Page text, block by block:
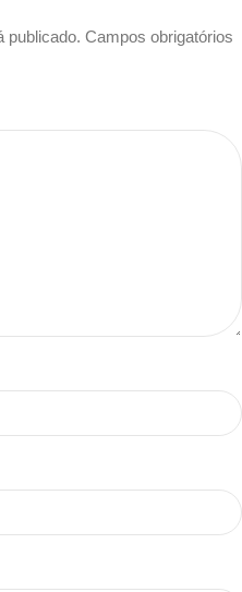
publicado. Campos obrigatórios